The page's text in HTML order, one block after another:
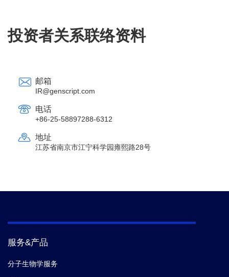
投资者关系联络资料
邮箱
IR@genscript.com
电话
+86-25-58897288-6312
地址
江苏省南京市江宁科学园雍熙路28号
服务&产品
分子生物学服务